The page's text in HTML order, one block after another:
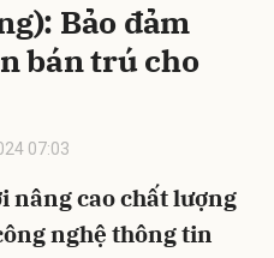
Bảo đảm
bán trú cho
07:03
nâng cao chất lượng
nghệ thông tin